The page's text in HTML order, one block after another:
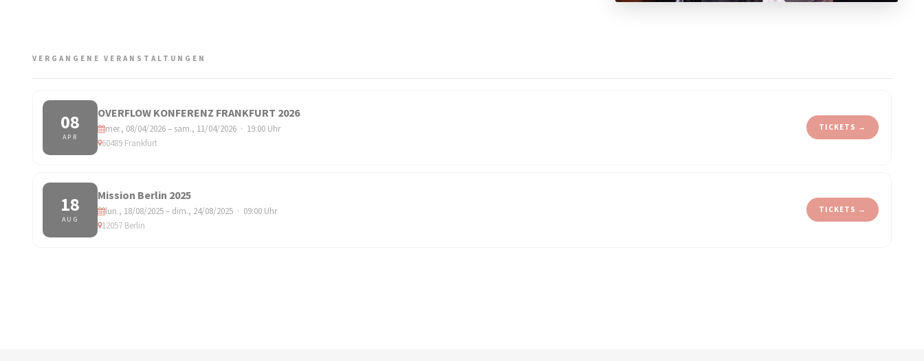
VERGANGENE VERANSTALTUNGEN
08
APR
OVERFLOW KONFERENZ FRANKFURT 2026
mer., 08/04/2026 – sam., 11/04/2026 · 19:00 Uhr
60489 Frankfurt
TICKETS →
18
AUG
Mission Berlin 2025
lun., 18/08/2025 – dim., 24/08/2025 · 09:00 Uhr
12057 Berlin
TICKETS →